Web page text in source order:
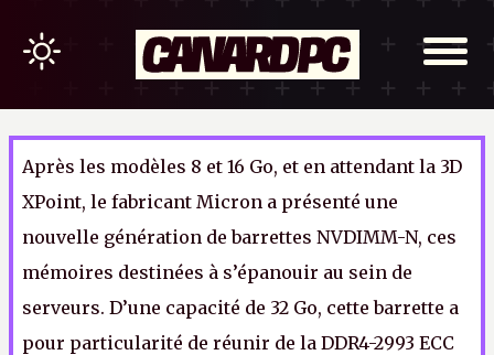
Après les modèles 8 et 16 Go, et en attendant la 3D
XPoint, le fabricant Micron a présenté une
nouvelle génération de barrettes NVDIMM-N, ces
mémoires destinées à s’épanouir au sein de
serveurs. D’une capacité de 32 Go, cette barrette a
pour particularité de réunir de la DDR4-2993 ECC